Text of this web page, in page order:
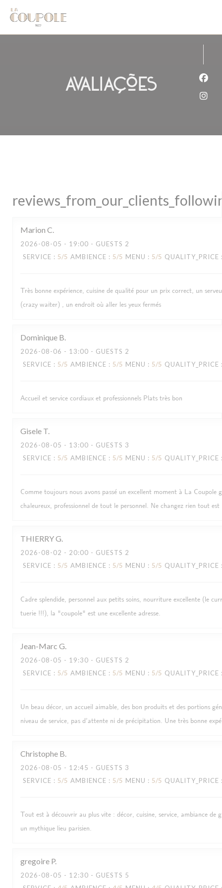
Painel de Gerenciamento de Cookies
Avaliações
Marion C
2026-08-05 - 19:00 - GUESTS 2
SERVICE : 5/5 AMBIENCE : 5/5 MENU : 5/5 QUALITY_PRICE
Très bonne expérience, cuisine de qualité pour un prix correct, un
(crazy waiter) , un endroit où aller les yeux fermés
Dominique B
2026-08-06 - 13:00 - GUESTS 2
SERVICE : 5/5 AMBIENCE : 5/5 MENU : 5/5 QUALITY_PRICE
Accueil et service cordiaux et professionnels Plats très bon
Gisele T
2026-08-05 - 13:00 - GUESTS 3
SERVICE : 5/5 AMBIENCE : 5/5 MENU : 5/5 QUALITY_PRICE
Comme toujours nous avons passé un excellent moment à La Coupole
chaleureux, professionnel de tout le personnel. Ne changez rien tout
THIERRYG
2026-08-02 - 20:00 - GUESTS 2
SERVICE : 5/5 AMBIENCE : 5/5 MENU : 5/5 QUALITY_PRICE
Cadre splendide, personnel aux petits soins, nourriture excellente (le
tuerie !!!), la "coupole" est une excellente adresse.
Jean-Marc G
2026-08-05 - 19:30 - GUESTS 2
SERVICE : 5/5 AMBIENCE : 5/5 MENU : 5/5 QUALITY_PRICE
Un beau décor, un accueil aimable, des bon produits et des portions
niveau de service, pas d’attente ni de précipitation. Une très bonne
Christophe B
2026-08-05 - 12:45 - GUESTS 3
SERVICE : 5/5 AMBIENCE : 5/5 MENU : 5/5 QUALITY_PRICE
Tout est à découvrir au plus vite : décor, cuisine, service, ambiance de
un mythique lieu parisien.
gregoire P
2026-08-05 - 12:30 - GUESTS 5